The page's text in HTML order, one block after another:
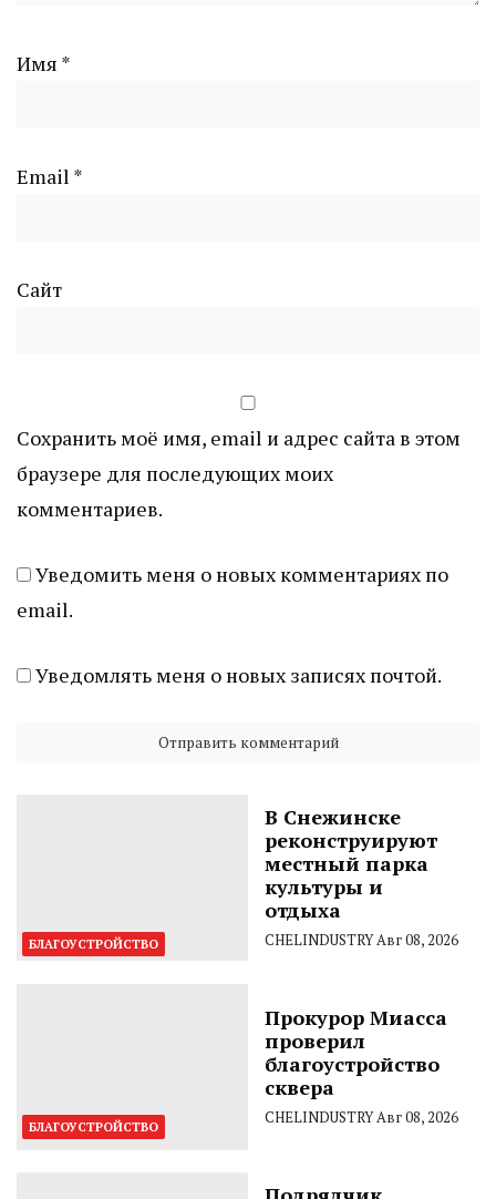
Имя *
Email *
Сайт
Сохранить моё имя, email и адрес сайта в этом
браузере для последующих моих
комментариев.
Уведомить меня о новых комментариях по
email.
Уведомлять меня о новых записях почтой.
БЛАГОУСТРОЙСТВО
В Снежинске
реконструируют
местный парка
культуры и
отдыха
CHELINDUSTRYАвг 08, 2026
БЛАГОУСТРОЙСТВО
Прокурор Миасса
проверил
благоустройство
сквера
CHELINDUSTRYАвг 08, 2026